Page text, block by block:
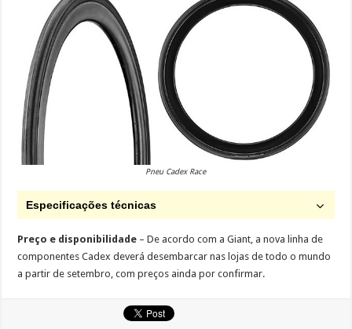
Pneu Cadex Race
Especificações técnicas
Preço e disponibilidade – De acordo com a Giant, a nova linha de
componentes Cadex deverá desembarcar nas lojas de todo o mundo
a partir de setembro, com preços ainda por confirmar.